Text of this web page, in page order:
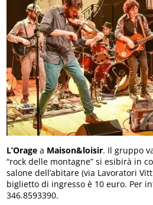
L’Orage a Maison&loisir. Il gruppo
“rock delle montagne” si esibirà in
salone dell’abitare (via Lavoratori
biglietto di ingresso è 10 euro. Per
346.8593390.